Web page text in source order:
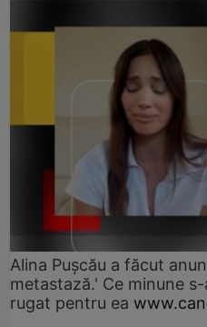
Alina Pușcău a făcut
metastază.' Ce minune
rugat pentru ea